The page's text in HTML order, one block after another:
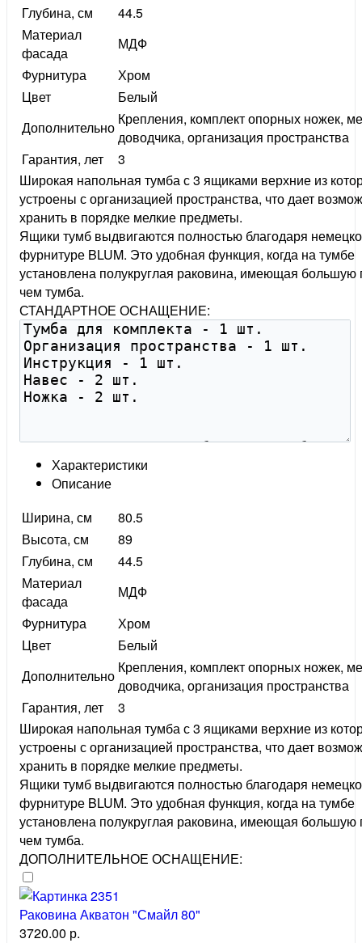
Глубина, см
44.5
Материал
фасада
МДФ
Фурнитура
Хром
Цвет
Белый
Дополнительно Крепления, комплект опорных ножек,
доводчика, организация пространства
Гарантия, лет
3
Широкая напольная тумба с 3 ящиками верхние из
устроены с организацией пространства, что дает
хранить в порядке мелкие предметы.
Ящики тумб выдвигаются полностью благодаря
фурнитуре BLUM. Это удобная функция, когда на тумбе
установлена полукруглая раковина, имеющая большую
чем тумба.
СТАНДАРТНОЕ ОСНАЩЕНИЕ:
Характеристики
Описание
Ширина, см
80.5
Высота, см
89
Глубина, см
44.5
Материал
фасада
МДФ
Фурнитура
Хром
Цвет
Белый
Дополнительно Крепления, комплект опорных ножек,
доводчика, организация пространства
Гарантия, лет
3
Широкая напольная тумба с 3 ящиками верхние из
устроены с организацией пространства, что дает
хранить в порядке мелкие предметы.
Ящики тумб выдвигаются полностью благодаря
фурнитуре BLUM. Это удобная функция, когда на тумбе
установлена полукруглая раковина, имеющая большую
чем тумба.
ДОПОЛНИТЕЛЬНОЕ ОСНАЩЕНИЕ:
Раковина Акватон "Смайл 80"
3720.00 р.